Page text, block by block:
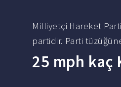
Milliyetçi Hareket
partidir. Parti
25 mph kaç